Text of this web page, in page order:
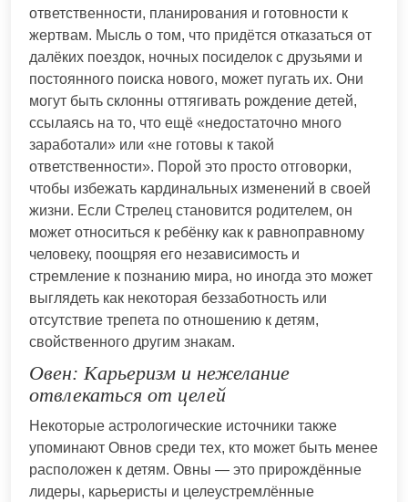
ответственности, планирования и готовности к
жертвам. Мысль о том, что придётся отказаться от
далёких поездок, ночных посиделок с друзьями и
постоянного поиска нового, может пугать их. Они
могут быть склонны оттягивать рождение детей,
ссылаясь на то, что ещё «недостаточно много
заработали» или «не готовы к такой
ответственности». Порой это просто отговорки,
чтобы избежать кардинальных изменений в своей
жизни. Если Стрелец становится родителем, он
может относиться к ребёнку как к равноправному
человеку, поощряя его независимость и
стремление к познанию мира, но иногда это может
выглядеть как некоторая беззаботность или
отсутствие трепета по отношению к детям,
свойственного другим знакам.
Овен: Карьеризм и нежелание
отвлекаться от целей
Некоторые астрологические источники также
упоминают Овнов среди тех, кто может быть менее
расположен к детям. Овны — это прирождённые
лидеры, карьеристы и целеустремлённые